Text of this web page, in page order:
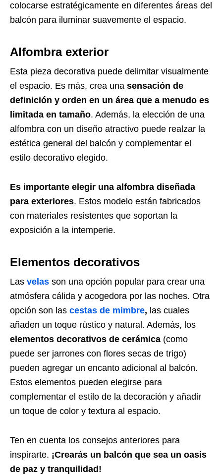
colocarse estratégicamente en diferentes áreas del
balcón para iluminar suavemente el espacio.
Alfombra exterior
Esta pieza decorativa puede delimitar visualmente
el espacio. Es más, crea una sensación de
definición y orden en un área que a menudo es
limitada en tamaño. Además, la elección de una
alfombra con un diseño atractivo puede realzar la
estética general del balcón y complementar el
estilo decorativo elegido.
Es importante elegir una alfombra diseñada
para exteriores. Estos modelo están fabricados
con materiales resistentes que soportan la
exposición a la intemperie.
Elementos decorativos
Las velas son una opción popular para crear una
atmósfera cálida y acogedora por las noches. Otra
opción son las cestas de mimbre, las cuales
añaden un toque rústico y natural. Además, los
elementos decorativos de cerámica (como
puede ser jarrones con flores secas de trigo)
pueden agregar un encanto adicional al balcón.
Estos elementos pueden elegirse para
complementar el estilo de la decoración y añadir
un toque de color y textura al espacio.
Ten en cuenta los consejos anteriores para
inspirarte. ¡Crearás un balcón que sea un oasis
de paz y tranquilidad!